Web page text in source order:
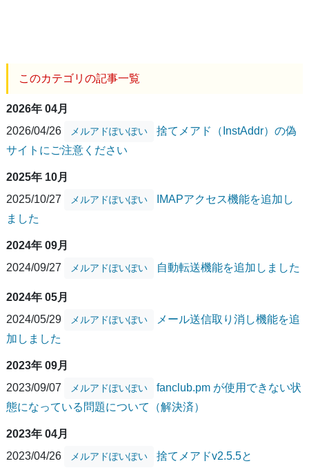
このカテゴリの記事一覧
2026年 04月
2026/04/26
メルアドぽいぽい
捨てメアド（InstAddr）の偽
サイトにご注意ください
2025年 10月
2025/10/27
メルアドぽいぽい
IMAPアクセス機能を追加し
ました
2024年 09月
2024/09/27
メルアドぽいぽい 自動転送機能を追加しました
2024年 05月
2024/05/29
メルアドぽいぽい
メール送信取り消し機能を追
加しました
2023年 09月
2023/09/07
メルアドぽいぽい
fanclub.pm が使用できない状
態になっている問題について（解決済）
2023年 04月
2023/04/26
メルアドぽいぽい
捨てメアドv2.5.5と